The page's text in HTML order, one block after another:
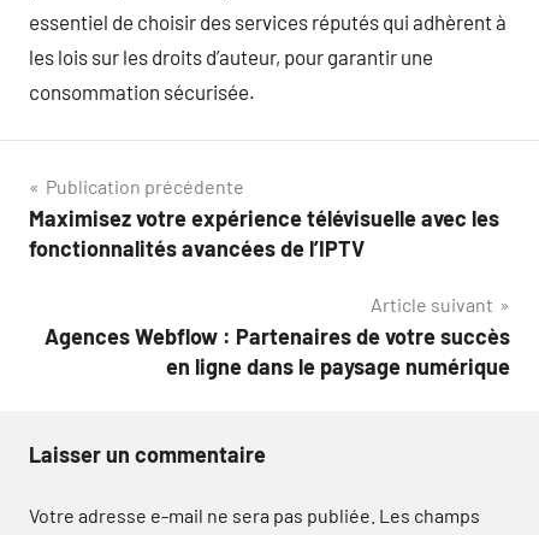
essentiel de choisir des services réputés qui adhèrent à
les lois sur les droits d’auteur, pour garantir une
consommation sécurisée.
Navigation
de
Publication précédente
Maximisez votre expérience télévisuelle avec les
fonctionnalités avancées de l’IPTV
Article suivant
Agences Webflow : Partenaires de votre succès
en ligne dans le paysage numérique
Laisser un commentaire
Votre adresse e-mail ne sera pas publiée. Les champs